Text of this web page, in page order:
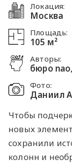
Локация:
Москва
Площадь:
105 м²
Авторы:
бюро
Фото:
Даниил
Чтобы
новых
сохранили
колонн и